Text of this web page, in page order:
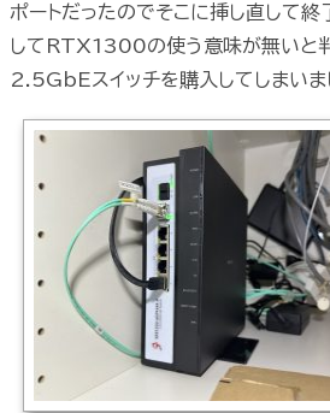
ポートだったのでそこに挿し直して終
してRTX1300の使う意味が無いと
2.5GbEスイッチを購入してしまいま